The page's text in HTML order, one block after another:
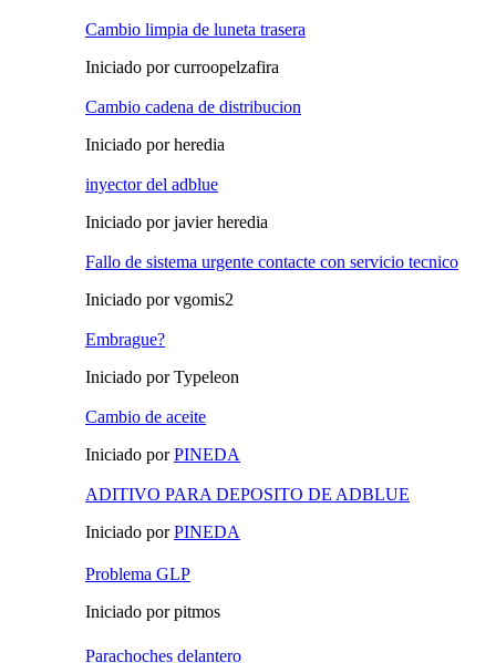
Cambio limpia de luneta trasera
Iniciado por curroopelzafira
Cambio cadena de distribucion
Iniciado por heredia
inyector del adblue
Iniciado por javier heredia
Fallo de sistema urgente contacte con servicio tecnico
Iniciado por vgomis2
Embrague?
Iniciado por Typeleon
Cambio de aceite
Iniciado porPINEDA
ADITIVO PARA DEPOSITO DE ADBLUE
Iniciado porPINEDA
Problema GLP
Iniciado por pitmos
Parachoches delantero